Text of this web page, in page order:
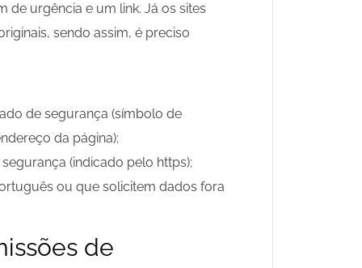
de urgência e um link. Já os sites
sendo assim, é preciso
de segurança (símbolo de
da página);
(indicado pelo https);
ou que solicitem dados fora
de